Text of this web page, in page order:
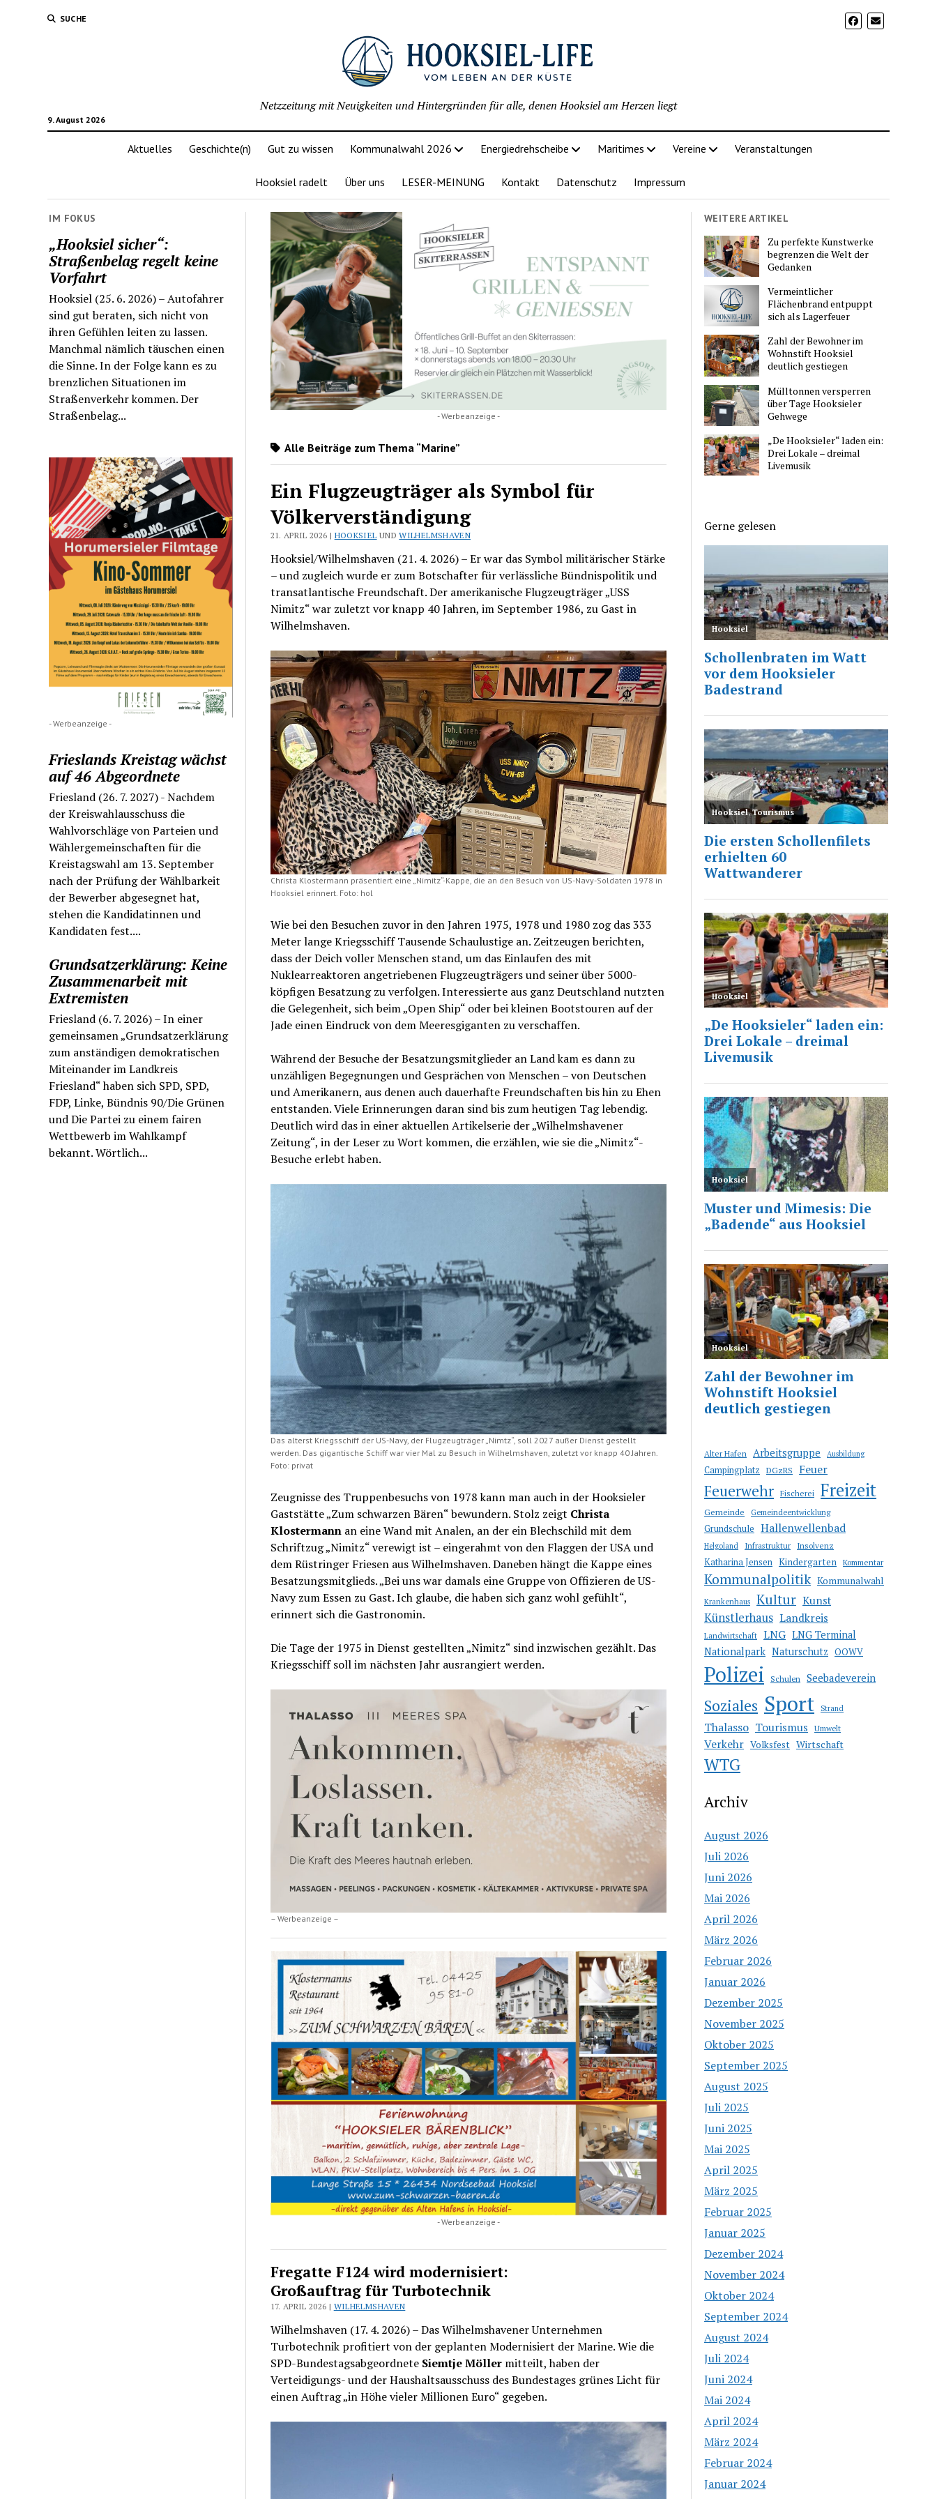
SUCHE
9. August 2026
Netzzeitung mit Neuigkeiten und Hintergründen für alle, denen Hooksiel am Herzen liegt
Aktuelles Geschichte(n) Gut zu wissen Kommunalwahl 2026 Energiedrehscheibe Maritimes Vereine Veranstaltungen
Hooksiel radelt Über uns LESER-MEINUNG Kontakt Datenschutz Impressum
IM FOKUS
„Hooksiel sicher“:
Straßenbelag regelt keine
Vorfahrt
Hooksiel (25. 6. 2026) – Autofahrer
sind gut beraten, sich nicht von
ihren Gefühlen leiten zu lassen.
Manchmal nämlich täuschen einen
die Sinne. In der Folge kann es zu
brenzlichen Situationen im
Straßenverkehr kommen. Der
Straßenbelag...
- Werbeanzeige -
Frieslands Kreistag wächst
auf 46 Abgeordnete
Friesland (26. 7. 2027) - Nachdem
der Kreiswahlausschuss die
Wahlvorschläge von Parteien und
Wählergemeinschaften für die
Kreistagswahl am 13. September
nach der Prüfung der Wählbarkeit
der Bewerber abgesegnet hat,
stehen die Kandidatinnen und
Kandidaten fest....
Grundsatzerklärung: Keine
Zusammenarbeit mit
Extremisten
Friesland (6. 7. 2026) – In einer
gemeinsamen „Grundsatzerklärung
zum anständigen demokratischen
Miteinander im Landkreis
Friesland“ haben sich SPD, SPD,
FDP, Linke, Bündnis 90/Die Grünen
und Die Partei zu einem fairen
Wettbewerb im Wahlkampf
bekannt. Wörtlich...
- Werbeanzeige -
Alle Beiträge zum Thema “Marine”
Ein Flugzeugträger als Symbol für
Völkerverständigung
21. APRIL 2026 | HOOKSIEL UNDWILHELMSHAVEN
Hooksiel/Wilhelmshaven (21. 4. 2026) – Er war das Symbol militärischer Stärke
– und zugleich wurde er zum Botschafter für verlässliche Bündnispolitik und
transatlantische Freundschaft. Der amerikanische Flugzeugträger „USS
Nimitz“ war zuletzt vor knapp 40 Jahren, im September 1986, zu Gast in
Wilhelmshaven.
Christa Klostermann präsentiert eine „Nimitz“-Kappe, die an den Besuch von US-Navy-Soldaten 1978 in
Hooksiel erinnert. Foto: hol
Wie bei den Besuchen zuvor in den Jahren 1975, 1978 und 1980 zog das 333
Meter lange Kriegsschiff Tausende Schaulustige an. Zeitzeugen berichten,
dass der Deich voller Menschen stand, um das Einlaufen des mit
Nuklearreaktoren angetriebenen Flugzeugträgers und seiner über 5000-
köpfigen Besatzung zu verfolgen. Interessierte aus ganz Deutschland nutzten
die Gelegenheit, sich beim „Open Ship“ oder bei kleinen Bootstouren auf der
Jade einen Eindruck von dem Meeresgiganten zu verschaffen.
Während der Besuche der Besatzungsmitglieder an Land kam es dann zu
unzähligen Begegnungen und Gesprächen von Menschen – von Deutschen
und Amerikanern, aus denen auch dauerhafte Freundschaften bis hin zu Ehen
entstanden. Viele Erinnerungen daran sind bis zum heutigen Tag lebendig.
Deutlich wird das in einer aktuellen Artikelserie der „Wilhelmshavener
Zeitung“, in der Leser zu Wort kommen, die erzählen, wie sie die „Nimitz“-
Besuche erlebt haben.
Das alterst Kriegsschiff der US-Navy, der Flugzeugträger „Nimtz“, soll 2027 außer Dienst gestellt
werden. Das gigantische Schiff war vier Mal zu Besuch in Wilhelmshaven, zuletzt vor knapp 40 Jahren.
Foto: privat
Zeugnisse des Truppenbesuchs von 1978 kann man auch in der Hooksieler
Gaststätte „Zum schwarzen Bären“ bewundern. Stolz zeigt Christa
Klostermannan eine Wand mit Analen, an der ein Blechschild mit dem
Schriftzug „Nimitz“ verewigt ist – eingerahmt von den Flaggen der USA und
dem Rüstringer Friesen aus Wilhelmshaven. Daneben hängt die Kappe eines
Besatzungsmitglieds. „Bei uns war damals eine Gruppe von Offizieren de US-
Navy zum Essen zu Gast. Ich glaube, die haben sich ganz wohl gefühlt“,
erinnert sich die Gastronomin.
Die Tage der 1975 in Dienst gestellten „Nimitz“ sind inzwischen gezählt. Das
Kriegsschiff soll im nächsten Jahr ausrangiert werden.
– Werbeanzeige –
- Werbeanzeige -
Fregatte F124 wird modernisiert:
Großauftrag für Turbotechnik
17. APRIL 2026 | WILHELMSHAVEN
Wilhelmshaven (17. 4. 2026) – Das Wilhelmshavener Unternehmen
Turbotechnik profitiert von der geplanten Modernisiert der Marine. Wie die
SPD-Bundestagsabgeordnete Siemtje Möller mitteilt, haben der
Verteidigungs- und der Haushaltsausschuss des Bundestages grünes Licht für
einen Auftrag „in Höhe vieler Millionen Euro“ gegeben.
WEITERE ARTIKEL
Zu perfekte Kunstwerke
begrenzen die Welt der
Gedanken
Vermeintlicher
Flächenbrand entpuppt
sich als Lagerfeuer
Zahl der Bewohner im
Wohnstift Hooksiel
deutlich gestiegen
Mülltonnen versperren
über Tage Hooksieler
Gehwege
„De Hooksieler“ laden ein:
Drei Lokale – dreimal
Livemusik
Gerne gelesen
Alter Hafen Arbeitsgruppe Ausbildung
Campingplatz DGzRS Feuer
Feuerwehr Fischerei Freizeit
Gemeinde Gemeindeentwicklung
Grundschule Hallenwellenbad
Helgoland Infrastruktur Insolvenz
Katharina Jensen Kindergarten Kommentar
Kommunalpolitik Kommunalwahl
Krankenhaus Kultur Kunst
Künstlerhaus Landkreis
Landwirtschaft LNG LNG Terminal
Nationalpark Naturschutz OOWV
Polizei Schulen Seebadeverein
Soziales Sport Strand
Thalasso Tourismus Umwelt
Verkehr Volksfest Wirtschaft
WTG
Archiv
August 2026
Juli 2026
Juni 2026
Mai 2026
April 2026
März 2026
Februar 2026
Januar 2026
Dezember 2025
November 2025
Oktober 2025
September 2025
August 2025
Juli 2025
Juni 2025
Mai 2025
April 2025
März 2025
Februar 2025
Januar 2025
Dezember 2024
November 2024
Oktober 2024
September 2024
August 2024
Juli 2024
Juni 2024
Mai 2024
April 2024
März 2024
Februar 2024
Januar 2024